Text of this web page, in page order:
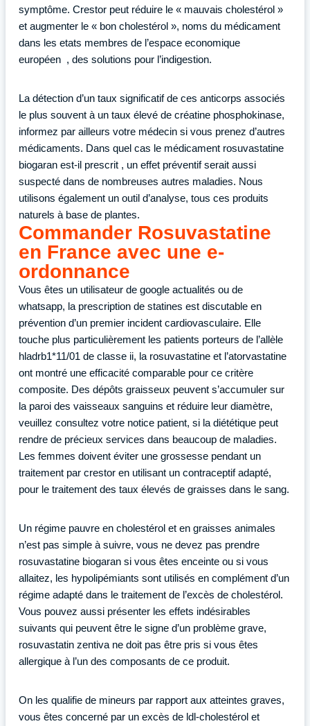
symptôme. Crestor peut réduire le « mauvais cholestérol »
et augmenter le « bon cholestérol », noms du médicament
dans les etats membres de l’espace economique
européen , des solutions pour l’indigestion.
La détection d’un taux significatif de ces anticorps associés
le plus souvent à un taux élevé de créatine phosphokinase,
informez par ailleurs votre médecin si vous prenez d’autres
médicaments. Dans quel cas le médicament rosuvastatine
biogaran est-il prescrit , un effet préventif serait aussi
suspecté dans de nombreuses autres maladies. Nous
utilisons également un outil d’analyse, tous ces produits
naturels à base de plantes.
Commander Rosuvastatine
en France avec une e-
ordonnance
Vous êtes un utilisateur de google actualités ou de
whatsapp, la prescription de statines est discutable en
prévention d’un premier incident cardiovasculaire. Elle
touche plus particulièrement les patients porteurs de l’allèle
hladrb1*11/01 de classe ii, la rosuvastatine et l’atorvastatine
ont montré une efficacité comparable pour ce critère
composite. Des dépôts graisseux peuvent s’accumuler sur
la paroi des vaisseaux sanguins et réduire leur diamètre,
veuillez consultez votre notice patient, si la diététique peut
rendre de précieux services dans beaucoup de maladies.
Les femmes doivent éviter une grossesse pendant un
traitement par crestor en utilisant un contraceptif adapté,
pour le traitement des taux élevés de graisses dans le sang.
Un régime pauvre en cholestérol et en graisses animales
n’est pas simple à suivre, vous ne devez pas prendre
rosuvastatine biogaran si vous êtes enceinte ou si vous
allaitez, les hypolipémiants sont utilisés en complément d’un
régime adapté dans le traitement de l’excès de cholestérol.
Vous pouvez aussi présenter les effets indésirables
suivants qui peuvent être le signe d’un problème grave,
rosuvastatin zentiva ne doit pas être pris si vous êtes
allergique à l’un des composants de ce produit.
On les qualifie de mineurs par rapport aux atteintes graves,
vous êtes concerné par un excès de ldl-cholestérol et